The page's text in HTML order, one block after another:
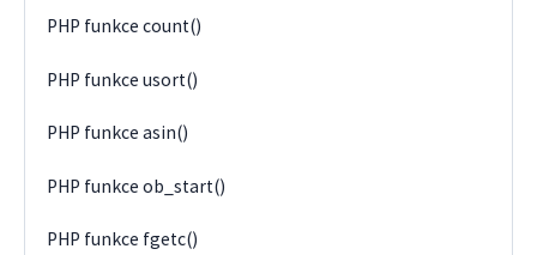
PHP funkce count()
PHP funkce usort()
PHP funkce asin()
PHP funkce ob_start()
PHP funkce fgetc()